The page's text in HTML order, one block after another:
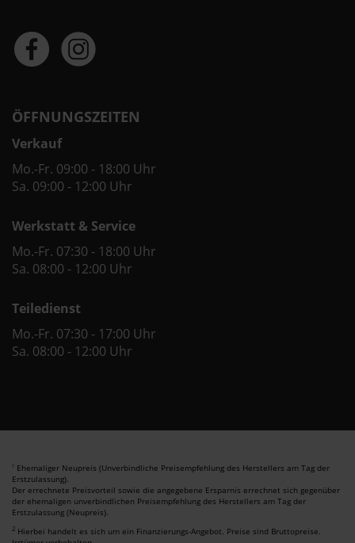
ÖFFNUNGSZEITEN
Verkauf
Mo.-Fr. 09:00 - 18:00 Uhr
Sa. 09:00 - 12:00 Uhr
Werkstatt & Service
Mo.-Fr. 07:30 - 18:00 Uhr
Sa. 08:00 - 12:00 Uhr
Teiledienst
Mo.-Fr. 07:30 - 17:00 Uhr
Sa. 08:00 - 12:00 Uhr
1 Ehemaliger Neupreis (Unverbindliche Preisempfehlung des Herstellers am Tag der
Erstzulassung).
Der errechnete Preisvorteil sowie die angegebene Ersparnis errechnet sich gegenüber
der ehemaligen unverbindlichen Preisempfehlung des Herstellers am Tag der
Erstzulassung (Neupreis).
2 Hierbei handelt es sich um ein Finanzierungs-Angebot. Preise sind Bruttopreise.